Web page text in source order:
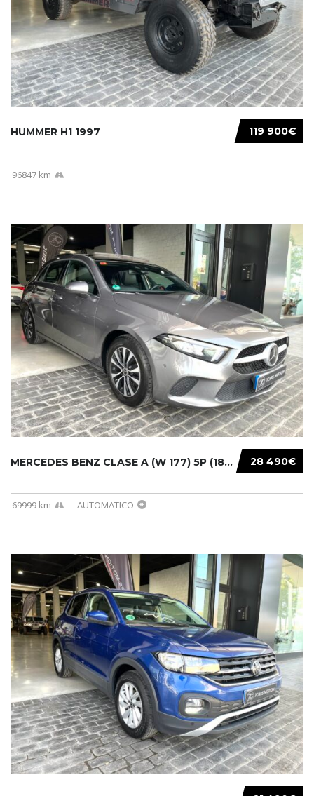
119 900€
HUMMER H1 1997
96847 km
28 490€
MERCEDES BENZ CLASE A (W 177) 5P (18-) 2020....
69999 km AUTOMATICO